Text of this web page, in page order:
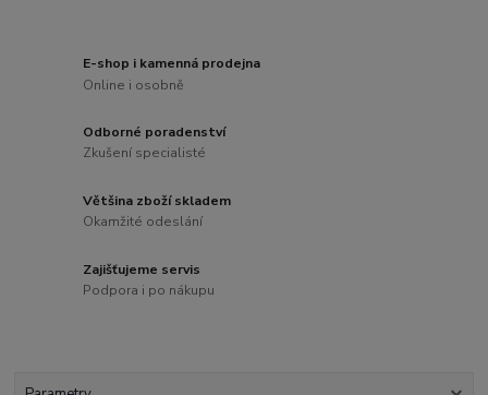
E-shop i kamenná prodejna
Online i osobně
Odborné poradenství
Zkušení specialisté
Většina zboží skladem
Okamžité odeslání
Zajišťujeme servis
Podpora i po nákupu